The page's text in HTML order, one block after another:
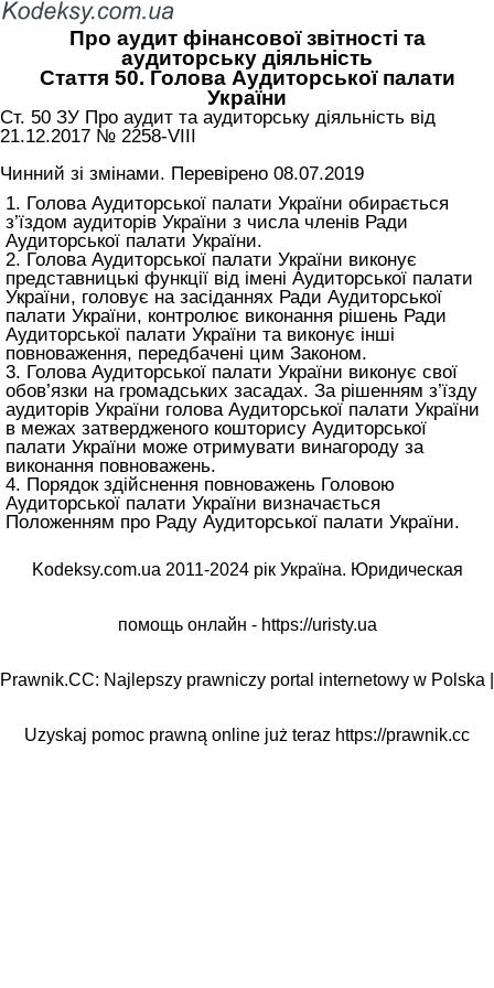
Про аудит фінансової звітності та
аудиторську діяльність
Стаття 50. Голова Аудиторської палати
України
Ст. 50 ЗУ Про аудит та аудиторську діяльність від
21.12.2017 № 2258-VIII
Чинний зі змінами. Перевірено 08.07.2019
1. Голова Аудиторської палати України обирається
з’їздом аудиторів України з числа членів Ради
Аудиторської палати України.
2. Голова Аудиторської палати України виконує
представницькі функції від імені Аудиторської палати
України, головує на засіданнях Ради Аудиторської
палати України, контролює виконання рішень Ради
Аудиторської палати України та виконує інші
повноваження, передбачені цим Законом.
3. Голова Аудиторської палати України виконує свої
обов’язки на громадських засадах. За рішенням з’їзду
аудиторів України голова Аудиторської палати України
в межах затвердженого кошторису Аудиторської
палати України може отримувати винагороду за
виконання повноважень.
4. Порядок здійснення повноважень Головою
Аудиторської палати України визначається
Положенням про Раду Аудиторської палати України.
Kodeksy.com.ua 2011-2024 рік Україна. Юридическая
помощь онлайн - https://uristy.ua
Prawnik.CC: Najlepszy prawniczy portal internetowy w Polska |
Uzyskaj pomoc prawną online już teraz https://prawnik.cc